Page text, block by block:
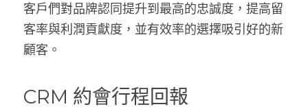
客戶們對品牌認同提升到最高的忠誠度，提高留
客率與利潤貢獻度，並有效率的選擇吸引好的新
顧客。
CRM 約會行程回報